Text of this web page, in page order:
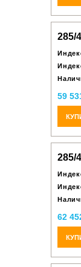
285/
59
285/
62